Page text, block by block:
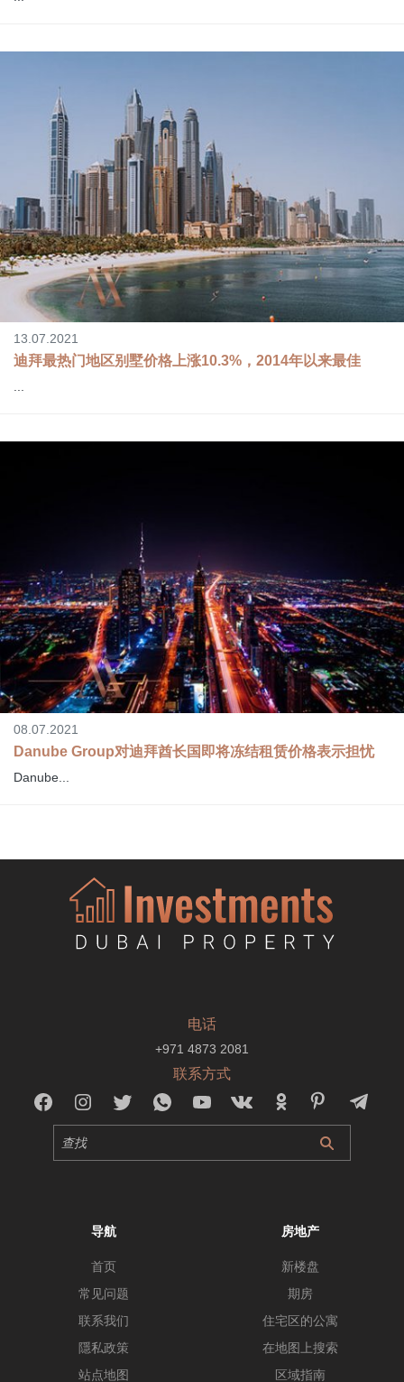
13.07.2021
迪拜最热门地区别墅价格上涨10.3%，2014年以来最佳
...
08.07.2021
Danube Group对迪拜酋长国即将冻结租赁价格表示担忧
Danube...
电话
+971 4873 2081
联系方式
导航
首页
常见问题
联系我们
隱私政策
站点地图
房地产
新楼盘
期房
住宅区的公寓
在地图上搜索
区域指南